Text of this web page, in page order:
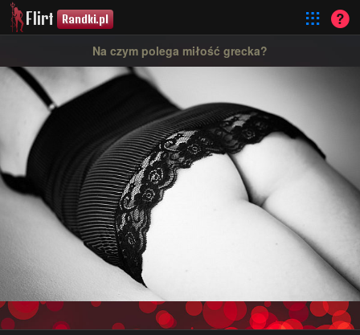
Flirt Randki.pl
Na czym polega miłość grecka?